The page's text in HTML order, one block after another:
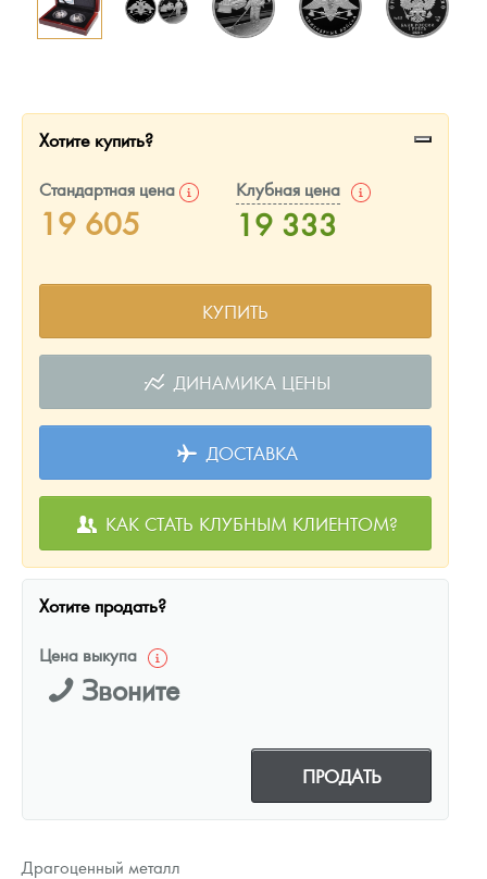
Русская нумизматика
Монеты и жетоны из недрагоценных металлов
Книги по нумизматике
Хотите купить?
Стандартная цена
19 605
Клубная цена
19 333
КУПИТЬ
ДИНАМИКА ЦЕНЫ
ДОСТАВКА
КАК СТАТЬ КЛУБНЫМ КЛИЕНТОМ?
Хотите продать?
Цена выкупа
Звоните
ПРОДАТЬ
Драгоценный металл